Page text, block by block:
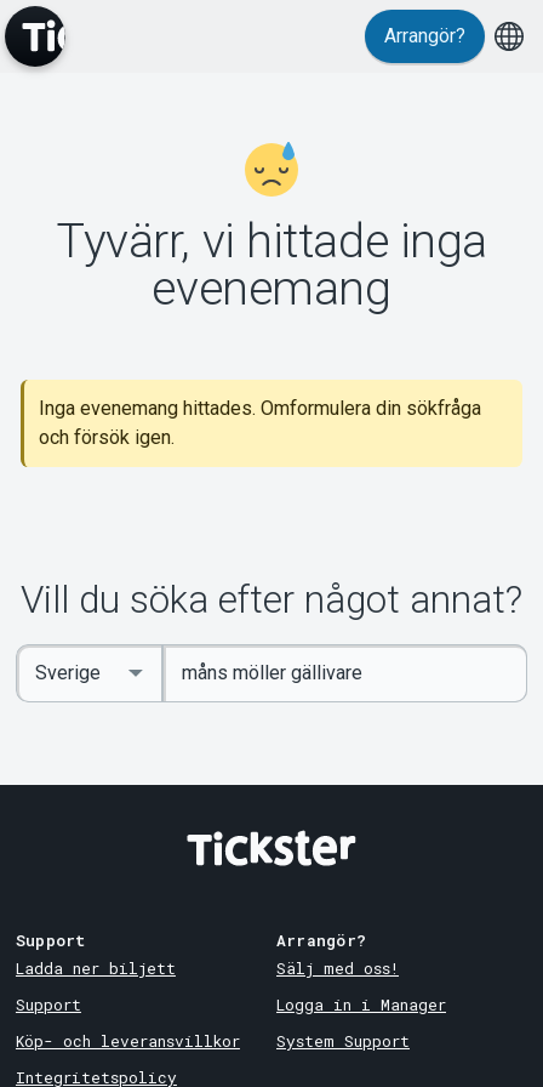
Support
Om Tickster
Arrangör?
Tyvärr, vi hittade inga
evenemang
Inga evenemang hittades. Omformulera din sökfråga
och försök igen.
Vill du söka efter något annat?
Ange
sökord
Select
Country
Support
Ladda ner biljett
Support
Köp- och leveransvillkor
Integritetspolicy
Arrangör?
Sälj med oss!
Logga in i Manager
System Support